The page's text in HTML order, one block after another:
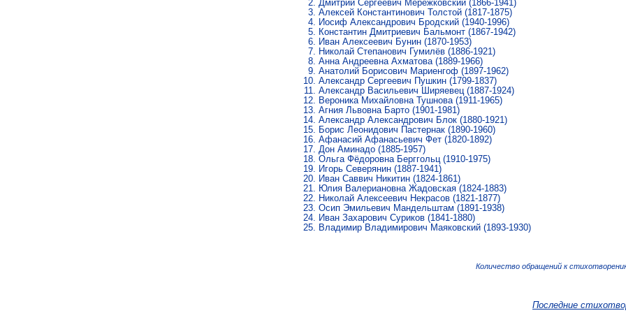
Дмитрий Сергеевич Мережковский (1866-1941)
Алексей Константинович Толстой (1817-1875)
Иосиф Александрович Бродский (1940-1996)
Константин Дмитриевич Бальмонт (1867-1942)
Иван Алексеевич Бунин (1870-1953)
Николай Степанович Гумилёв (1886-1921)
Анна Андреевна Ахматова(1889-1966)
Анатолий Борисович Мариенгоф (1897-1962)
Александр Сергеевич Пушкин (1799-1837)
Александр Васильевич Ширяевец(1887-1924)
Вероника Михайловна Тушнова(1911-1965)
Агния Львовна Барто (1901-1981)
Александр Александрович Блок (1880-1921)
Борис Леонидович Пастернак (1890-1960)
Афанасий Афанасьевич Фет (1820-1892)
Дон Аминадо (1885-1957)
Ольга Фёдоровна Берггольц(1910-1975)
Игорь Северянин (1887-1941)
Иван Саввич Никитин (1824-1861)
Юлия Валериановна Жадовская (1824-1883)
Николай Алексеевич Некрасов (1821-1877)
Осип Эмильевич Мандельштам (1891-1938)
Иван Захарович Суриков (1841-1880)
Владимир Владимирович Маяковский (1893-1930)
Количество обращений к
Последние